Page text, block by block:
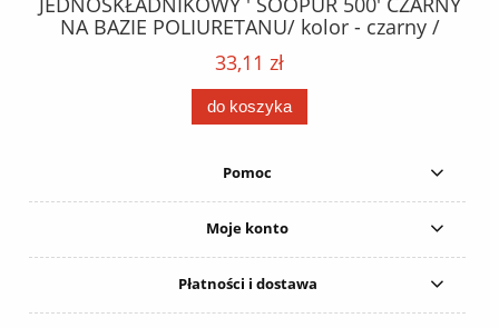
NA BAZIE POLIURETANU/ kolor - czarny /
karton 20 szt. / pistolet do kleju 307730 /
33,11 zł
do koszyka
Pomoc
Moje konto
Płatności i dostawa